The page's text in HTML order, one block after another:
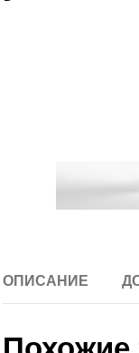
ОПИСАНИЕ